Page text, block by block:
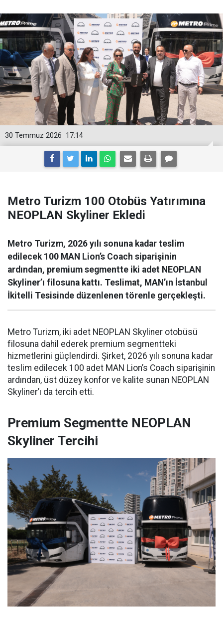
17:14
30 Temmuz 2026
Metro Turizm 100 Otobüs Yatırımına
NEOPLAN Skyliner Ekledi
Metro Turizm, 2026 yılı sonuna kadar teslim
edilecek 100 MAN Lion’s Coach siparişinin
ardından, premium segmentte iki adet NEOPLAN
Skyliner’ı filosuna kattı. Teslimat, MAN’ın İstanbul
İkitelli Tesisinde düzenlenen törenle gerçekleşti.
Metro Turizm, iki adet NEOPLAN Skyliner otobüsü
filosuna dahil ederek premium segmentteki
hizmetlerini güçlendirdi. Şirket, 2026 yılı sonuna kadar
teslim edilecek 100 adet MAN Lion’s Coach siparişinin
ardından, üst düzey konfor ve kalite sunan NEOPLAN
Skyliner’ı da tercih etti.
Premium Segmentte NEOPLAN
Skyliner Tercihi